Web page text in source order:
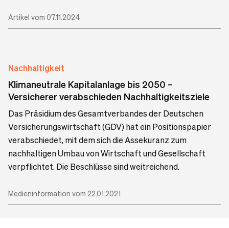
Artikel vom 07.11.2024
Nachhaltigkeit
Klimaneutrale Kapitalanlage bis 2050 –
Versicherer verabschieden Nachhaltigkeitsziele
Das Präsidium des Gesamtverbandes der Deutschen
Versicherungswirtschaft (GDV) hat ein Positionspapier
verabschiedet, mit dem sich die Assekuranz zum
nachhaltigen Umbau von Wirtschaft und Gesellschaft
verpflichtet. Die Beschlüsse sind weitreichend.
Medieninformation vom 22.01.2021